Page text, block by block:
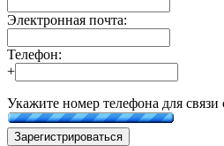
Электронная почта:
Телефон:
+
Укажите номер телефона для связи
Зарегистрироваться